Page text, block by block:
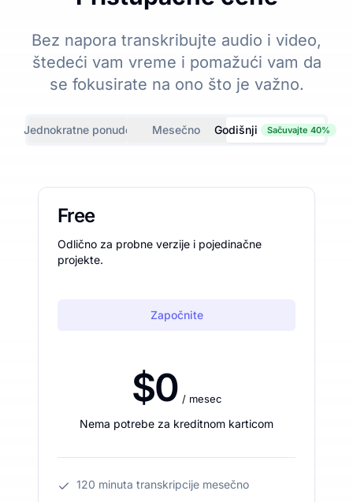
Bez napora transkribujte audio i video,
štedeći vam vreme i pomažući vam da
se fokusirate na ono što je važno.
Jednokratne ponude Mesečno Godišnji Sačuvajte 40%
Free
Odlično za probne verzije i pojedinačne
projekte.
Započnite
$0 / mesec
Nema potrebe za kreditnom karticom
120 minuta transkripcije mesečno